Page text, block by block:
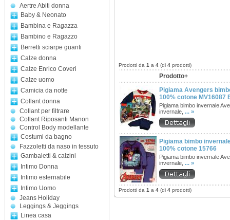
Aertre Abiti donna
Baby & Neonato
Bambina e Ragazza
Bambino e Ragazzo
Berretti sciarpe guanti
Calze donna
Calze Enrico Coveri
Calze uomo
Camicia da notte
Collant donna
Collant per filtrare
Collant Riposanti Manon
Control Body modellante
Costumi da bagno
Fazzoletti da naso in tessuto
Gambaletti & calzini
Intimo Donna
Intimo esternabile
Intimo Uomo
Jeans Holiday
Leggings & Jeggings
Linea casa
Prodotti da 1 a 4 (di 4 prodotti)
Prodotto+
Pigiama Avengers
100% cotone MV16087
Pigiama bimbo invernale
invernale, ... »
Pigiama bimbo
100% cotone 15766
Pigiama bimbo invernale
invernale, ... »
Prodotti da 1 a 4 (di 4 prodotti)